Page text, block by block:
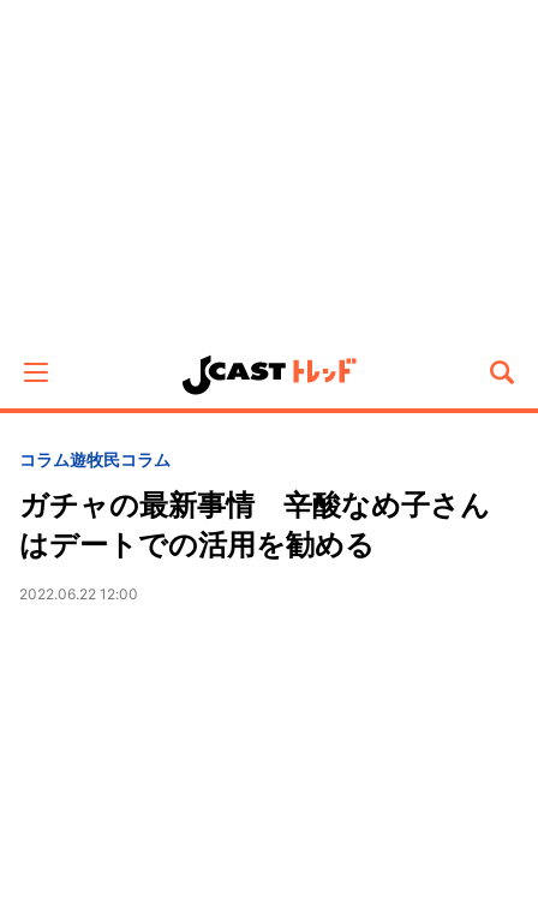
コラム遊牧民コラム
ガチャの最新事情 辛酸なめ子さん
はデートでの活用を勧める
2022.06.22 12:00